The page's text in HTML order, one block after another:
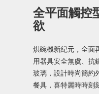
全平面觸控
欲
烘碗機新紀元，全面
用器具安全無虞、抗
玻璃，設計時尚簡約
餐具，喜特麗時時刻